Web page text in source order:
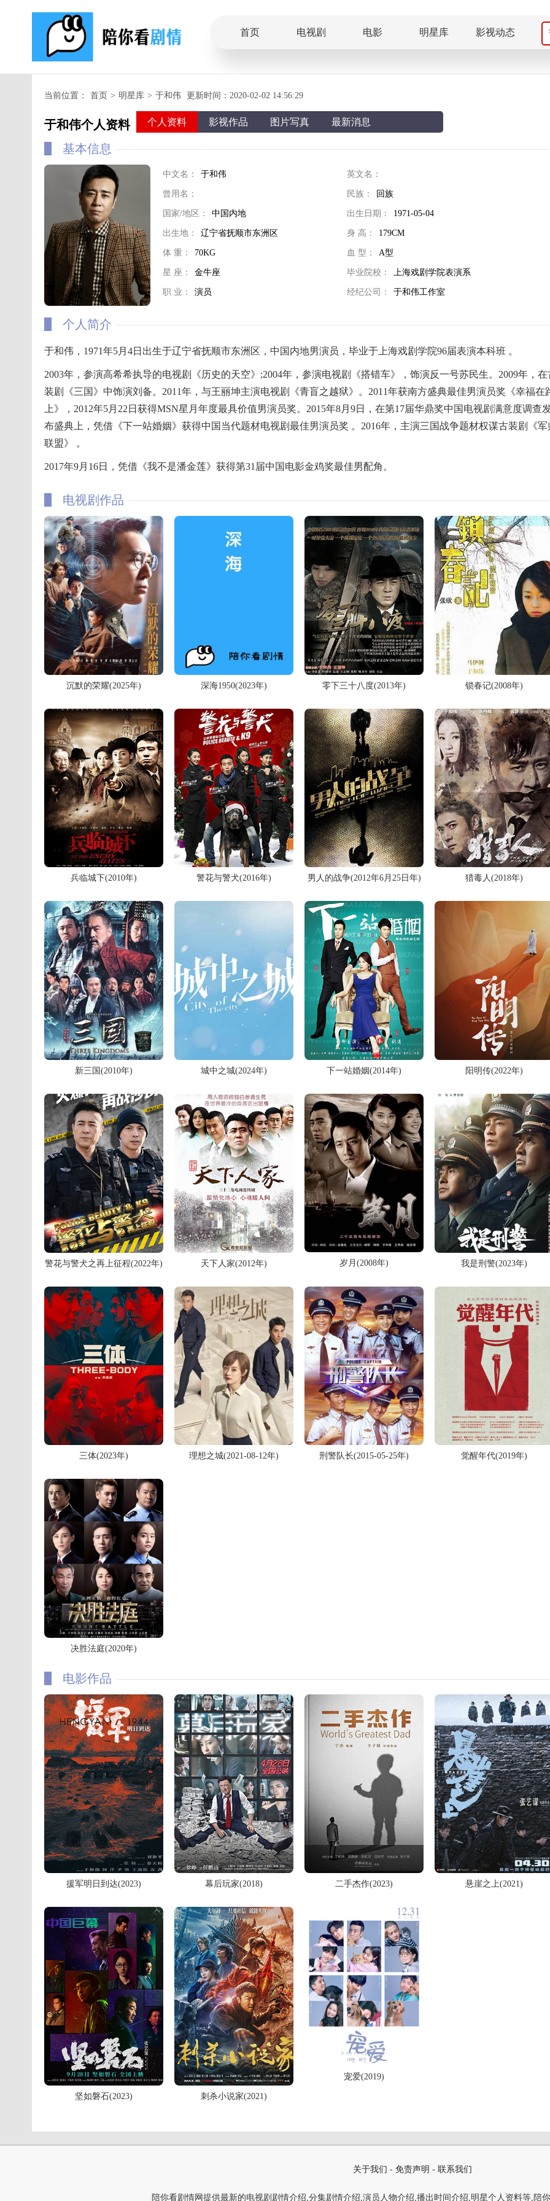
首页 电视剧 电影 明星库 影视动态
当前位置： 首页 > 明星库 > 于和伟 更新时间：2020-02-02 14:56:29
于和伟个人资料 个人资料 影视作品 图片写真 最新消息
基本信息
中文名： 于和伟 英文名：
曾用名： 民族： 回族
国家/地区： 中国内地 出生日期： 1971-05-04
出生地： 辽宁省抚顺市东洲区 身 高： 179CM
体 重： 70KG 血 型： A型
星 座： 金牛座 毕业院校： 上海戏剧学院表演系
职 业： 演员 经纪公司： 于和伟工作室
个人简介
于和伟，1971年5月4日出生于辽宁省抚顺市东洲区，中国内地男演员，毕业于上海戏剧学院96届表演本科班 。
2003年，参演高希希执导的电视剧《历史的天空》;2004年，参演电视剧《搭错车》，饰演反一号苏民生。2009年，在
装剧《三国》中饰演刘备。2011年，与王丽坤主演电视剧《青盲之越狱》。2011年获南方盛典最佳男演员奖《幸福在
上》，2012年5月22日获得MSN星月年度最具价值男演员奖。2015年8月9日，在第17届华鼎奖中国电视剧满意度调查
布盛典上，凭借《下一站婚姻》获得中国当代题材电视剧最佳男演员奖 。2016年，主演三国战争题材权谋古装剧《军
联盟》 。
2017年9月16日，凭借《我不是潘金莲》获得第31届中国电影金鸡奖最佳男配角。
电视剧作品
沉默的荣耀(2025年) 深海1950(2023年) 零下三十八度(2013年) 锁春记(2008年)
兵临城下(2010年) 警花与警犬(2016年) 男人的战争(2012年6月25日年) 猎毒人(2018年)
新三国(2010年) 城中之城(2024年) 下一站婚姻(2014年) 阳明传(2022年)
警花与警犬之再上征程(2022年) 天下人家(2012年) 岁月(2008年) 我是刑警(2023年)
三体(2023年) 理想之城(2021-08-12年) 刑警队长(2015-05-25年) 觉醒年代(2019年)
决胜法庭(2020年)
电影作品
援军明日到达(2023) 幕后玩家(2018) 二手杰作(2023) 悬崖之上(2021)
坚如磐石(2023) 刺杀小说家(2021)
宠爱(2019)
关于我们 - 免责声明 - 联系我们
陪你看剧情网提供最新的电视剧剧情介绍,分集剧情介绍,演员人物介绍,播出时间介绍,明星个人资料等,陪